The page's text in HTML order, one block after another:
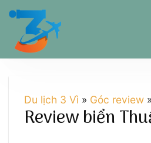
Chuyển
dung
Du lịch 3 Vì » Góc review »
Review biển